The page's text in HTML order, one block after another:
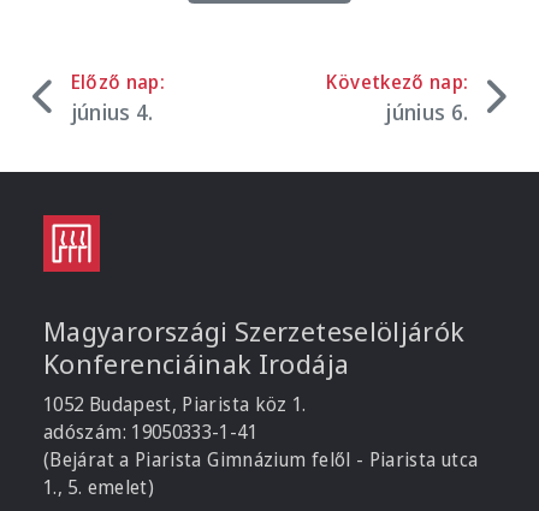
Előző nap:
június 4.
Következő nap:
június 6.
Magyarországi Szerzeteselöljárók
Konferenciáinak Irodája
1052 Budapest, Piarista köz 1.
adószám: 19050333-1-41
(Bejárat a Piarista Gimnázium felől - Piarista utca
1., 5. emelet)